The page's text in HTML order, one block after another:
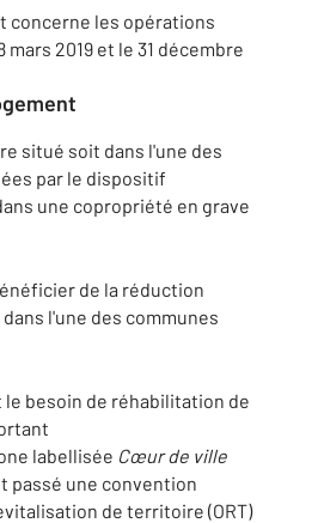
concerne les opérations
2019 et le 31 décembre
situé soit dans l'une des
par le dispositif
une copropriété en grave
de la réduction
l'une des communes
le besoin de réhabilitation de
labellisée Cœur de ville
passé une convention
de territoire (ORT)